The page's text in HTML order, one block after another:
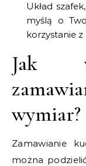
Układ
myślą o
korzystanie z
Jak
wymiar?
Zamawianie
można